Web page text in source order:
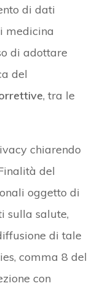
di dati
medicina
di adottare
del
, tra le
chiarendo
del
oggetto di
sulla salute,
di tale
comma 8 del
con